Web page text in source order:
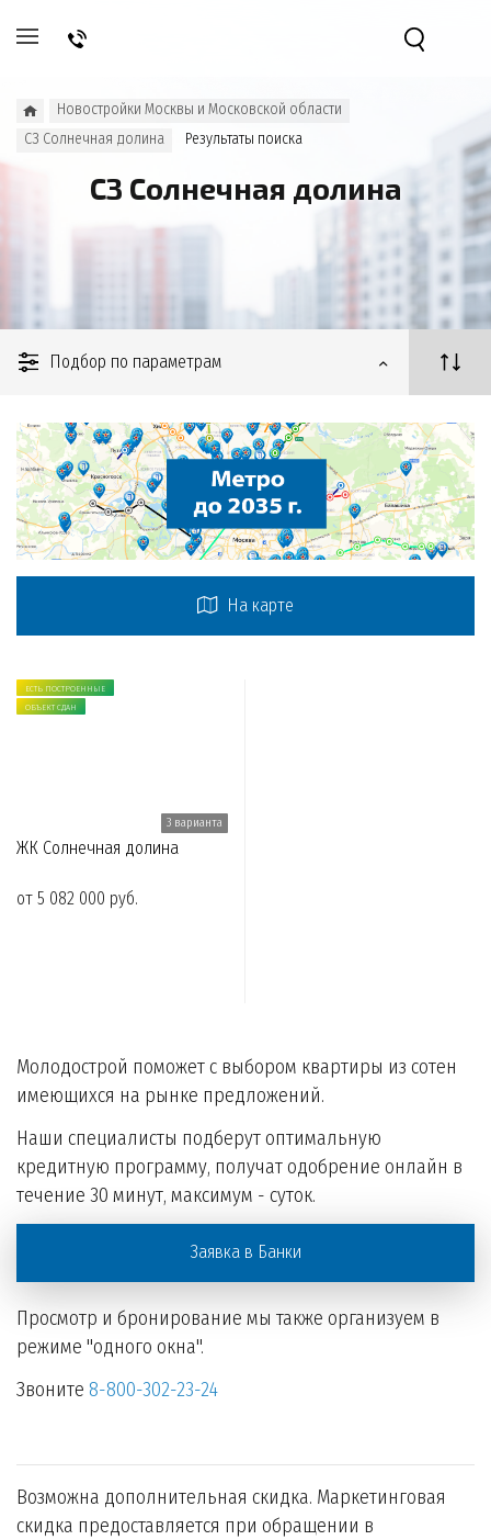
Новостройки Москвы и Московской области
СЗ Солнечная долина
Результаты поиска
СЗ Солнечная долина
Подбор по параметрам
На карте
ЕСТЬ ПОСТРОЕННЫЕ
ОБЪЕКТ СДАН
3 варианта
ЖК Солнечная долина
от 5 082 000 руб.
Молодострой поможет с выбором квартиры из сотен
имеющихся на рынке предложений.
Наши специалисты подберут оптимальную
кредитную программу, получат одобрение онлайн в
течение 30 минут, максимум - суток.
Заявка в Банки
Просмотр и бронирование мы также организуем в
режиме "одного окна".
Звоните 8-800-302-23-24
Возможна дополнительная скидка. Маркетинговая
скидка предоставляется при обращении в